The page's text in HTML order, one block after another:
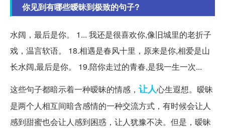
你见到有哪些暧昧到极致的句子?
水阔，最后是你。 1... 我还是很喜欢你,像旧城里的老折子
戏，温言软语。 18.相遇是春风十里，原来是你,相爱是山
长水阔,最后是你。 19.陪你走过的青春,是我一生一次...
这些句子都暗示着一种暧昧的情感， 让人心生遐想。暧昧
是两个人相互间暗含感情的一种交流方式，有时候会让人
感到甜蜜也会让人感到困惑，让人犹豫不决。但是，暧昧